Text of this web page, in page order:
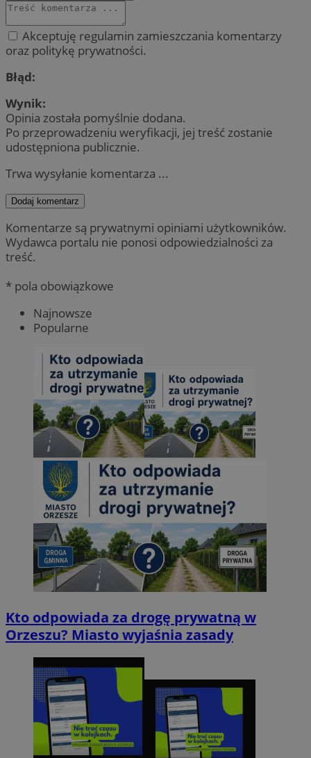
Akceptuję regulamin zamieszczania komentarzy
oraz politykę prywatności.
Błąd:
Wynik:
Opinia została pomyślnie dodana.
Po przeprowadzeniu weryfikacji, jej treść zostanie
udostępniona publicznie.
Trwa wysyłanie komentarza ...
Dodaj komentarz
Komentarze są prywatnymi opiniami użytkowników.
Wydawca portalu nie ponosi odpowiedzialności za
treść.
* pola obowiązkowe
Najnowsze
Popularne
Kto odpowiada za drogę prywatną w
Orzeszu? Miasto wyjaśnia zasady